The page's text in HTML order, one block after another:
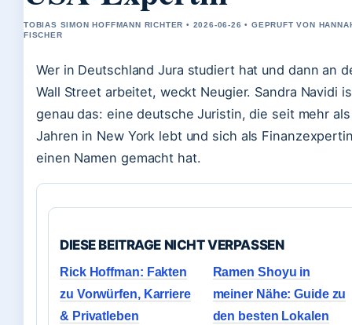
TOBIAS SIMON HOFFMANN RICHTER • 2026-06-26 • GEPRUFT VON
FISCHER
Wer in Deutschland Jura studiert hat und dann an
Wall Street arbeitet, weckt Neugier. Sandra Navidi
genau das: eine deutsche Juristin, die seit mehr als
Jahren in New York lebt und sich als
einen Namen gemacht hat.
DIESE BEITRAGE NICHT VERPASSEN
Rick Hoffman: Fakten
zu Vorwürfen, Karriere
& Privatleben
Ramen Shoyu in
meiner Nähe: Guide zu
den besten Lokalen